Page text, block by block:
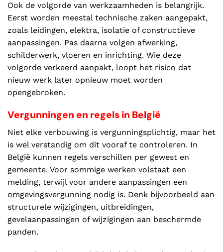
Ook de volgorde van werkzaamheden is belangrijk.
Eerst worden meestal technische zaken aangepakt,
zoals leidingen, elektra, isolatie of constructieve
aanpassingen. Pas daarna volgen afwerking,
schilderwerk, vloeren en inrichting. Wie deze
volgorde verkeerd aanpakt, loopt het risico dat
nieuw werk later opnieuw moet worden
opengebroken.
Vergunningen en regels in België
Niet elke verbouwing is vergunningsplichtig, maar het
is wel verstandig om dit vooraf te controleren. In
België kunnen regels verschillen per gewest en
gemeente. Voor sommige werken volstaat een
melding, terwijl voor andere aanpassingen een
omgevingsvergunning nodig is. Denk bijvoorbeeld aan
structurele wijzigingen, uitbreidingen,
gevelaanpassingen of wijzigingen aan beschermde
panden.